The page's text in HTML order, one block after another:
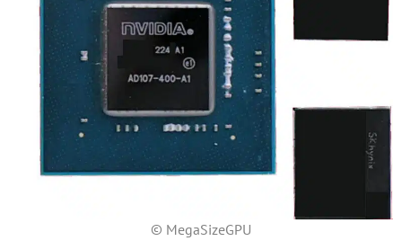
© MegaSizeGPU